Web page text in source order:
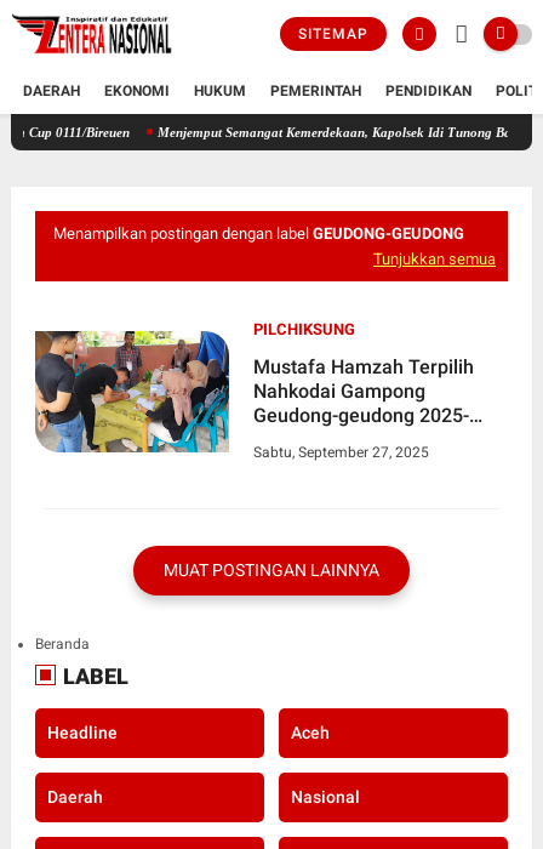
SITEMAP
DAERAH EKONOMI HUKUM PEMERINTAH PENDIDIKAN
Bireuen Menjemput Semangat Kemerdekaan, Kapolsek Idi Tunong Bagikan Bendera
Menampilkan postingan dengan label GEUDONG-GEUDONG
Tunjukkan semua
PILCHIKSUNG
Mustafa Hamzah Terpilih
Nahkodai Gampong
Geudong-geudong 2025-
Sabtu, September 27, 2025
MUAT POSTINGAN LAINNYA
Beranda
LABEL
Headline Aceh
Daerah Nasional